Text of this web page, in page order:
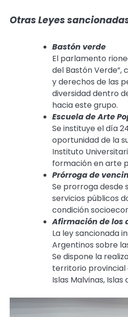
Otras Leyes
Bastón verde
El parlamento
del Bastón Verde”,
y derechos de las
diversidad dentro
hacia este grupo.
Escuela de Arte
Se instituye el día
oportunidad de la
Instituto
formación en arte
Prórroga de
Se prorroga desde
servicios públicos
condición
Afirmación de los
La ley sancionada
Argentinos sobre
Se dispone la
territorio provincial
Islas Malvinas,